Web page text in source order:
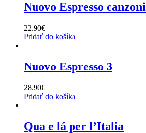
Nuovo Espresso canzoni
22.90€
Pridať do košíka
Nuovo Espresso 3
28.90€
Pridať do košíka
Qua e lá per l’Italia